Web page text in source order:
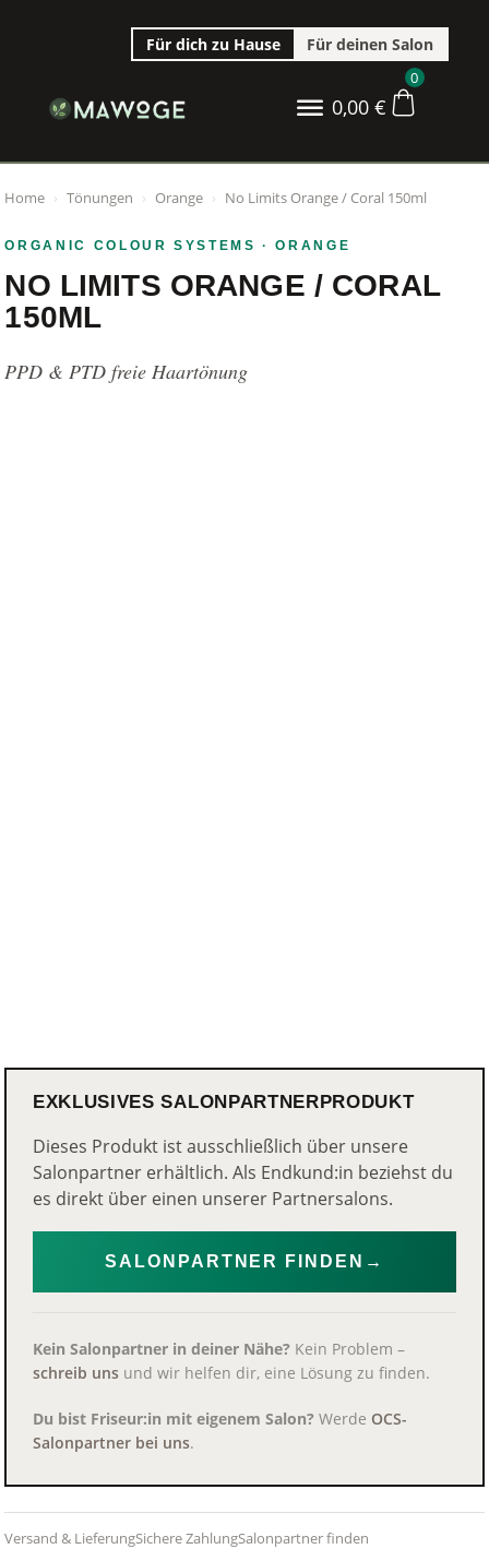
Für dich zu Hause Für deinen Salon
0,00 €
0
Home › Tönungen › Orange › No Limits Orange / Coral 150ml
ORGANIC COLOUR SYSTEMS · ORANGE
NO LIMITS ORANGE / CORAL
150ML
PPD & PTD freie Haartönung
EXKLUSIVES SALONPARTNERPRODUKT
Dieses Produkt ist ausschließlich über unsere
Salonpartner erhältlich. Als Endkund:in beziehst du
es direkt über einen unserer Partnersalons.
SALONPARTNER FINDEN →
Kein Salonpartner in deiner Nähe?Kein Problem –
schreib unsund wir helfen dir, eine Lösung zu finden.
Du bist Friseur:in mit eigenem Salon?Werde OCS-
Salonpartner bei uns.
Versand & LieferungSichere ZahlungSalonpartner finden